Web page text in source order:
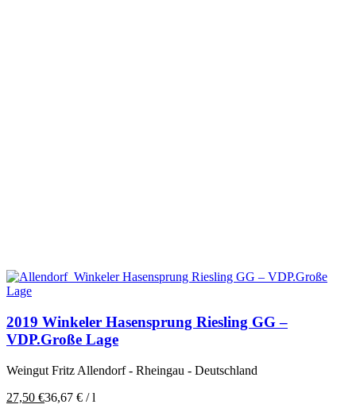
2019 Winkeler Hasensprung Riesling GG –
VDP.Große Lage
Weingut Fritz Allendorf - Rheingau - Deutschland
27,50 €36,67 € /l